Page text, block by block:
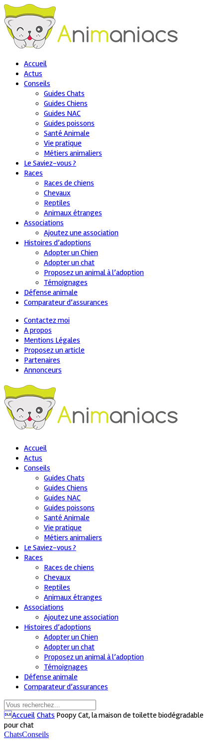
Accueil
Actus
Conseils
Guides Chats
Guides Chiens
Guides NAC
Guides poissons
Santé Animale
Vie pratique
Métiers animaliers
Le Saviez-vous ?
Races
Races de chiens
Chevaux
Reptiles
Animaux étranges
Associations
Ajoutez une association
Histoires d’adoptions
Adopter un Chien
Adopter un chat
Proposez un animal à l’adoption
Témoignages
Défense animale
Comparateur d’assurances
Contactez moi
A propos
Mentions Légales
Proposez un article
Partenaires
Annonceurs
Accueil
Actus
Conseils
Guides Chats
Guides Chiens
Guides NAC
Guides poissons
Santé Animale
Vie pratique
Métiers animaliers
Le Saviez-vous ?
Races
Races de chiens
Chevaux
Reptiles
Animaux étranges
Associations
Ajoutez une association
Histoires d’adoptions
Adopter un Chien
Adopter un chat
Proposez un animal à l’adoption
Témoignages
Défense animale
Comparateur d’assurances
Accueil Chats Poopy Cat, la maison de toilette biodégradable
pour chat
ChatsConseils